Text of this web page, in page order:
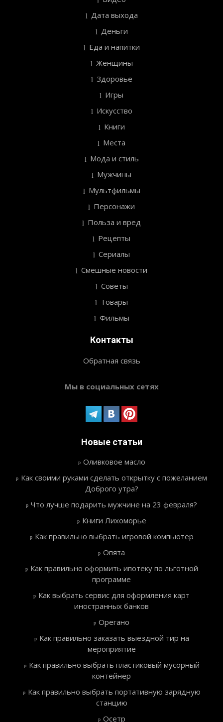
Дата выхода
Деньги
Еда и напитки
Женщины
Здоровье
Игры
Искусство
Книги
Места
Мода и стиль
Мужчины
Мультфильмы
Персонажи
Польза и вред
Рецепты
Сериалы
Смешные новости
Советы
Товары
Фильмы
Контакты
Обратная связь
Мы в социальных сетях
Новые статьи
Оливковое масло
Как своими руками сделать открытку с пожеланием
Доброго утра?
Что лучше подарить мужчине на 23 февраля?
Книги Лихоморье
Как правильно выбрать игровой компьютер
Опята
Как правильно оформить ипотеку по льготной
программе
Как выбрать сервис для оформления карт
иностранных банков
Орегано
Как правильно заказать выездной тир на
мероприятие
Как правильно выбрать пластиковый мусорный
контейнер
Как правильно выбрать портативную зарядную
станцию
Осетр